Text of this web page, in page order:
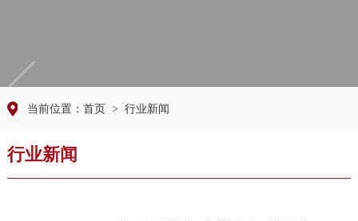
当前位置： 首页 > 行业新闻
行业新闻